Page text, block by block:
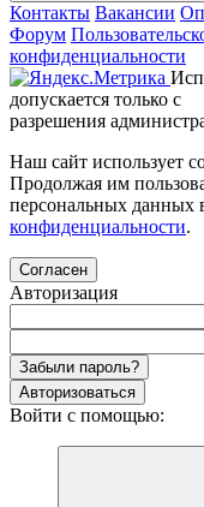
Контакты Вакансии
Форум
конфиденциальности
допускается только с
разрешения
Наш сайт использует
Продолжая им
персональных данных
конфиденциальности.
Согласен
Авторизация
Забыли пароль?
Авторизоваться
Войти с помощью: